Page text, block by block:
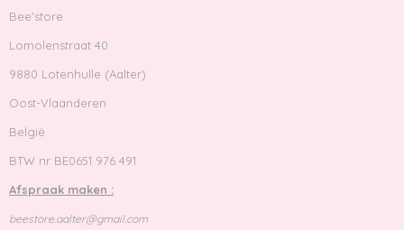
Bee'store
Lomolenstraat 40
9880 Lotenhulle (Aalter)
Oost-Vlaanderen
België
BTW nr BE0651 976 491
Afspraak maken :
beestore.aalter@gmail.com